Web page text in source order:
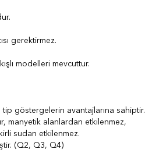
gerektirmez.
modelleri mevcuttur.
göstergelerin avantajlarına sahiptir.
manyetik alanlardan etkilenmez,
sudan etkilenmez.
(Q2, Q3, Q4)